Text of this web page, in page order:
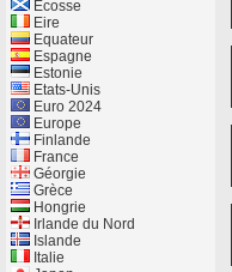
Ecosse
Eire
Equateur
Espagne
Estonie
Etats-Unis
Euro 2024
Europe
Finlande
France
Géorgie
Grèce
Hongrie
Irlande du Nord
Islande
Italie